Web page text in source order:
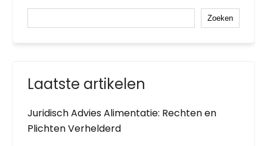
Zoeken
Laatste artikelen
Juridisch Advies Alimentatie: Rechten en
Plichten Verhelderd